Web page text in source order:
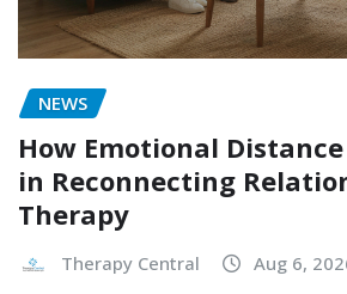
NEWS
How Emotional
in Reconnecting
Therapy
Therapy Central Aug 6,